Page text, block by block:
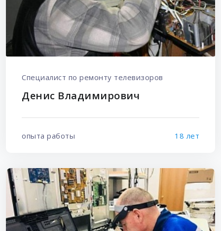
Специалист по ремонту телевизоров
Денис Владимирович
опыта работы 18 лет